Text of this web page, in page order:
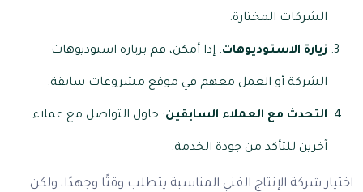
الشركات المختارة.
زيارة الاستوديوهات: إذا أمكن، قم بزيارة استوديوهات
الشركة أو العمل معهم في موقع مشروعات سابقة.
التحدث مع العملاء السابقين: حاول التواصل مع عملاء
آخرين للتأكد من جودة الخدمة.
اختيار شركة الإنتاج الفني المناسبة يتطلب وقتًا وجهدًا، ولكن